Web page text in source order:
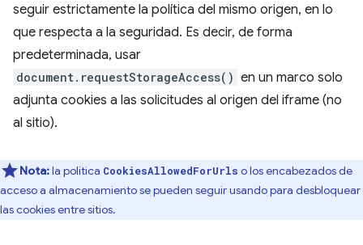
seguir estrictamente la política del mismo origen, en lo
que respecta a la seguridad. Es decir, de forma
predeterminada, usar
document.requestStorageAccess() en un marco solo
adjunta cookies a las solicitudes al origen del iframe (no
al sitio).
Nota:la política CookiesAllowedForUrls o los encabezados de
acceso a almacenamiento se pueden seguir usando para desbloquear
las cookies entre sitios.